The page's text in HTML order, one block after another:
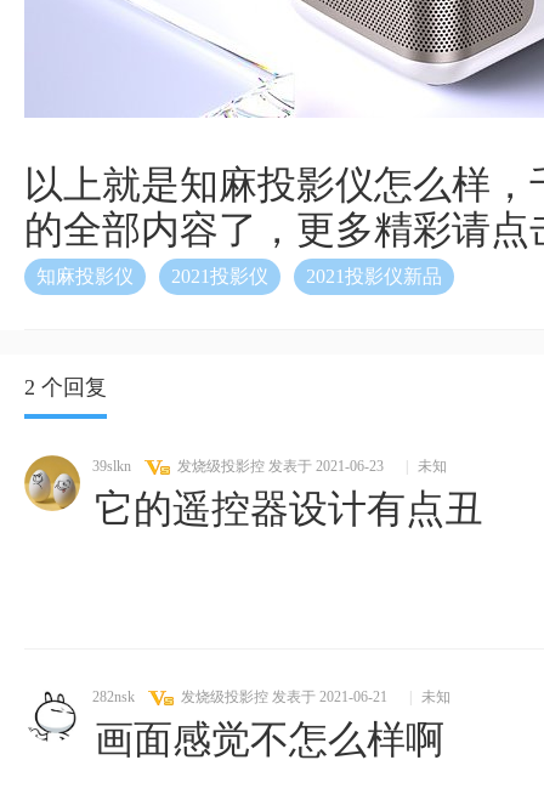
以上就是知麻投影仪怎么样
的全部内容了，更多精彩请点
知麻投影仪 2021投影仪 2021投影仪新品
2 个回复
39slkn 发烧级投影控 发表于 2021-06-23 未知
它的遥控器设计有点丑
282nsk 发烧级投影控 发表于 2021-06-21 未知
画面感觉不怎么样啊